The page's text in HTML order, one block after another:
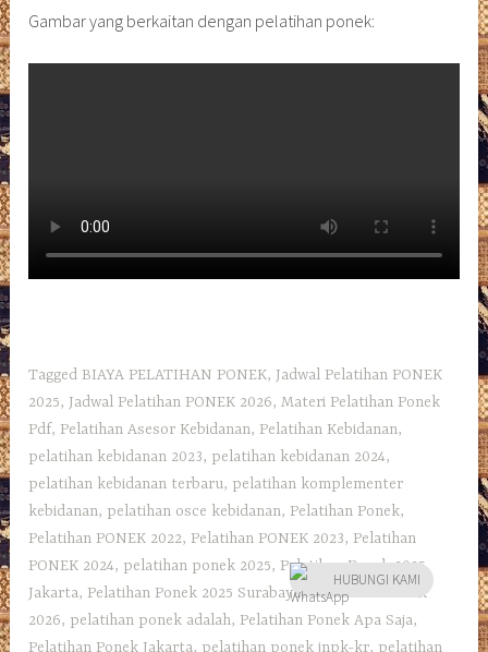
Gambar yang berkaitan dengan pelatihan ponek:
Tagged BIAYA PELATIHAN PONEK, Jadwal Pelatihan PONEK
2025, Jadwal Pelatihan PONEK 2026,Materi Pelatihan Ponek
Pdf, Pelatihan Asesor Kebidanan, Pelatihan Kebidanan,
pelatihan kebidanan 2023, pelatihan kebidanan 2024,
pelatihan kebidanan terbaru, pelatihan komplementer
kebidanan, pelatihan osce kebidanan, Pelatihan Ponek,
Pelatihan PONEK 2022, Pelatihan PONEK 2023, Pelatihan
PONEK 2024, pelatihan ponek 2025, Pelatihan Ponek 2025
Jakarta, Pelatihan Ponek 2025 Surabaya,Pelatihan PONEK
2026, pelatihan ponek adalah, Pelatihan Ponek Apa Saja,
Pelatihan Ponek Jakarta, pelatihan ponek jnpk-kr, pelatihan
HUBUNGI KAMI